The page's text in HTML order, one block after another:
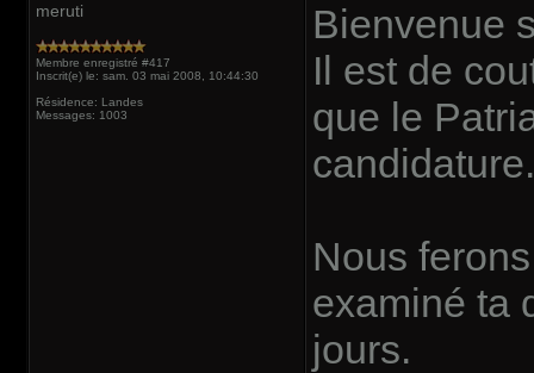
meruti
Membre enregistré #417
Inscrit(e) le: sam. 03 mai 2008, 10:44:30
Résidence: Landes
Messages: 1003
Bienvenue
Il est de
que le
Nous
examiné ta
jours.